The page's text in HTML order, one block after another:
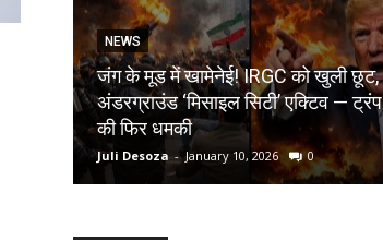
NEWS
जंग के मूड में खामेनेई! IRGC को खुली छूट,
अंडरग्राउंड ‘मिसाइल सिटी’ एक्टिव — ट्रंप
की फिर धमकी
Juli Desoza - January 10, 2026 0